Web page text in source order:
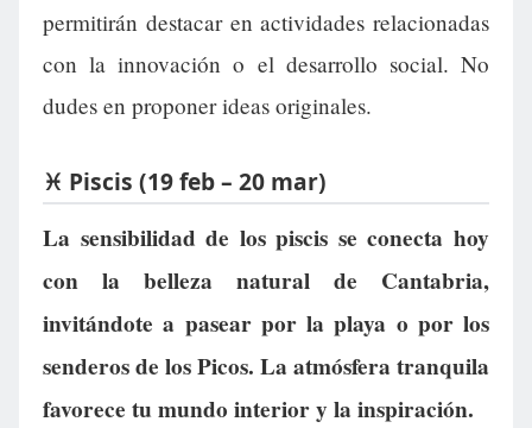
permitirán destacar en actividades relacionadas
con la innovación o el desarrollo social. No
dudes en proponer ideas originales.
♓ Piscis (19 feb – 20 mar)
La sensibilidad de los piscis se conecta hoy
con la belleza natural de Cantabria,
invitándote a pasear por la playa o por los
senderos de los Picos. La atmósfera tranquila
favorece tu mundo interior y la inspiración.